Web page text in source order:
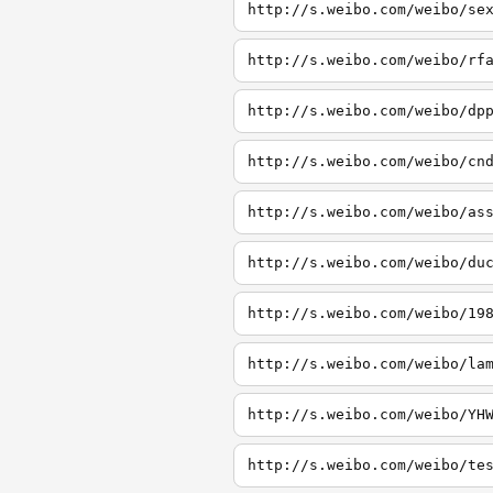
http://s.weibo.com/weibo/sex
http://s.weibo.com/weibo/rfa
http://s.weibo.com/weibo/dpp
http://s.weibo.com/weibo/cnd
http://s.weibo.com/weibo/ass
http://s.weibo.com/weibo/
http://s.weibo.com/weibo/
http://s.weibo.com/weibo/
http://s.weibo.com/weibo/
http://s.weibo.com/weibo/